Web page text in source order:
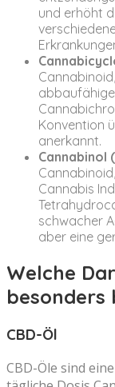
und erhöht
Konvention
anerkannt.
Cannabinol
Cannabis
schwacher
aber eine
Welche
besonders
CBD-Öl
CBD-Öle sind